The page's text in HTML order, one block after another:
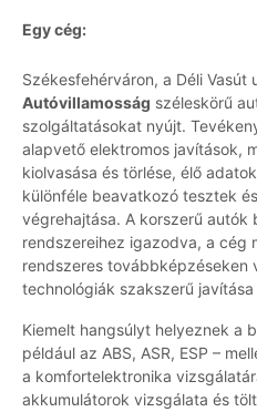
Egy cég:
Székesfehérváron, a Déli Vasút
Autóvillamosság széleskörű
szolgáltatásokat nyújt.
alapvető elektromos javítások,
kiolvasása és törlése, élő
különféle beavatkozó tesztek
végrehajtása. A korszerű autók
rendszereihez igazodva, a cég
rendszeres továbbképzéseken
technológiák szakszerű
Kiemelt hangsúlyt helyeznek a
például az ABS, ASR, ESP –
a komfortelektronika
akkumulátorok vizsgálata és